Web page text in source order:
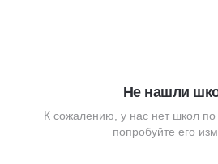
Не нашли
К сожалению, у нас нет школ
попробуйте его